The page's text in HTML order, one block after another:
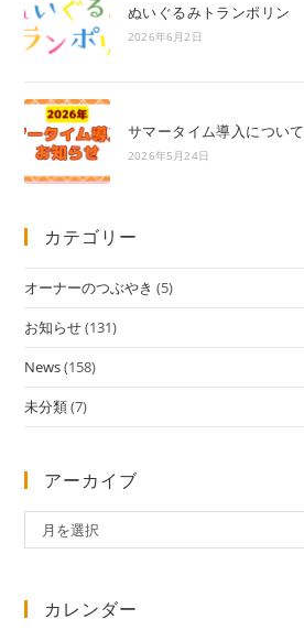
ぬいぐるみトランポリン
2026年6月2日
サマータイム導入について
2026年5月24日
カテゴリー
オーナーのつぶやき (5)
お知らせ(131)
News(158)
未分類(7)
アーカイブ
ー
イ
月を選択
カレンダー